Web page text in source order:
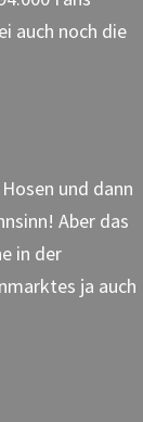
auch noch die
und dann
Aber das
in der
ja auch